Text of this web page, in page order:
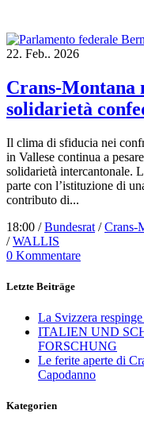
22. Feb.. 2026
Crans-Montana
solidarietà
Il clima di sfiducia nei
in Vallese continua a
solidarietà intercantonale.
parte con l’istituzione di
contributo di...
18:00 /Bundesrat /Crans-
/WALLIS
0 Kommentare
Letzte Beiträge
La Svizzera
ITALIEN UND
FORSCHUNG
Le ferite aperte di
Capodanno
Kategorien